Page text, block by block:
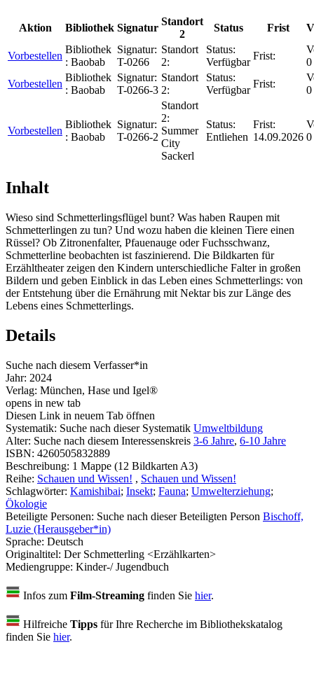
Aktion Bibliothek Signatur
Standort
2
Status Frist
Vorbestellen
Bibliothek
: Baobab
Signatur:
T-0266
Standort
2:
Status:
Verfügbar
Frist:
0
Vorbestellen
Bibliothek
: Baobab
Signatur:
T-0266-3
Standort
2:
Status:
Verfügbar
Frist:
0
Vorbestellen
Bibliothek
: Baobab
Signatur:
T-0266-2
Standort
2:
Summer
City
Sackerl
Status:
Entliehen
Frist:
14.09.2026 0
Inhalt
Wieso sind Schmetterlingsflügel bunt? Was haben Raupen mit
Schmetterlingen zu tun? Und wozu haben die kleinen Tiere einen
Rüssel? Ob Zitronenfalter, Pfauenauge oder Fuchsschwanz,
Schmetterline beobachten ist faszinierend. Die Bildkarten für
Erzähltheater zeigen den Kindern unterschiedliche Falter in großen
Bildern und geben Einblick in das Leben eines Schmetterlings: von
der Entstehung über die Ernährung mit Nektar bis zur Länge des
Lebens eines Schmetterlings.
Details
Suche nach diesem Verfasser*in
Jahr: 2024
Verlag: München, Hase und Igel®
opens in new tab
Diesen Link in neuem Tab öffnen
Systematik: Suche nach dieser Systematik Umweltbildung
Alter: Suche nach diesem Interessenskreis 3-6 Jahre, 6-10 Jahre
ISBN: 4260505832889
Beschreibung: 1 Mappe (12 Bildkarten A3)
Reihe: Schauen und Wissen! , Schauen und Wissen!
Schlagwörter: Kamishibai; Insekt; Fauna; Umwelterziehung;
Ökologie
Beteiligte Personen: Suche nach dieser Beteiligten Person Bischoff,
Luzie (Herausgeber*in)
Sprache: Deutsch
Originaltitel: Der Schmetterling <Erzählkarten>
Mediengruppe: Kinder-/ Jugendbuch
Infos zum Film-Streaming finden Sie hier.
Hilfreiche Tipps für Ihre Recherche im Bibliothekskatalog
finden Sie hier.